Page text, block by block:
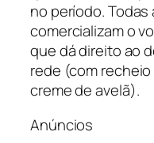
no período.
comercializam o
que dá direito ao
rede (com
creme de avelã).
Anúncios